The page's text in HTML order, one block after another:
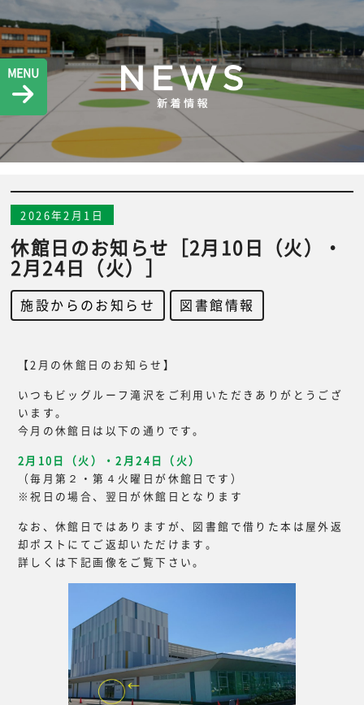
MENU
2026年2月1日
休館日のお知らせ［2月10日（火）・
2月24日（火）］
施設からのお知らせ 図書館情報
【2月の休館日のお知らせ】
いつもビッグルーフ滝沢をご利用いただきありがとうござ
います。
今月の休館日は以下の通りです。
2月10日（火）・2月24日（火）
（毎月第２・第４火曜日が休館日です）
※祝日の場合、翌日が休館日となります
なお、休館日ではありますが、図書館で借りた本は屋外返
却ポストにてご返却いただけます。
詳しくは下記画像をご覧下さい。